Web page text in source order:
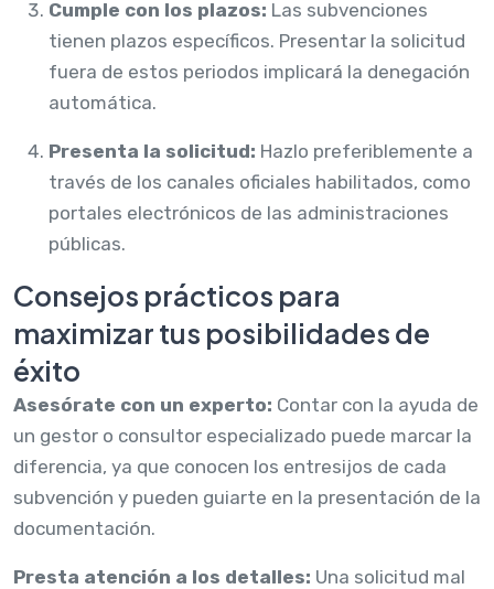
Cumple con los plazos: Las subvenciones
tienen plazos específicos. Presentar la solicitud
fuera de estos periodos implicará la denegación
automática.
Presenta la solicitud: Hazlo preferiblemente a
través de los canales oficiales habilitados, como
portales electrónicos de las administraciones
públicas.
Consejos prácticos para
maximizar tus posibilidades de
éxito
Asesórate con un experto: Contar con la ayuda de
un gestor o consultor especializado puede marcar la
diferencia, ya que conocen los entresijos de cada
subvención y pueden guiarte en la presentación de la
documentación.
Presta atención a los detalles: Una solicitud mal